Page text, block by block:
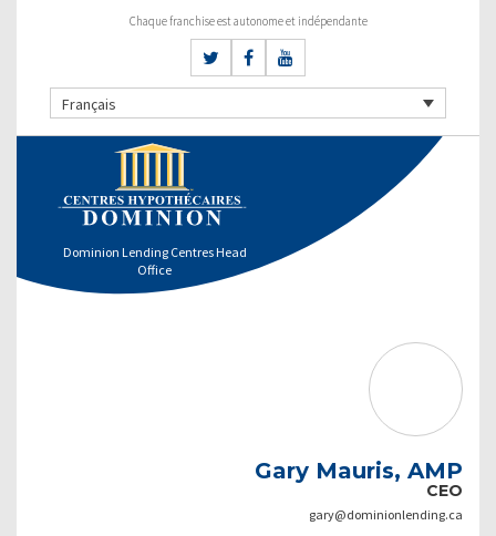
Chaque franchise est autonome et indépendante
Français
Dominion Lending Centres Head
Office
Gary Mauris, AMP
CEO
gary@dominionlending.ca